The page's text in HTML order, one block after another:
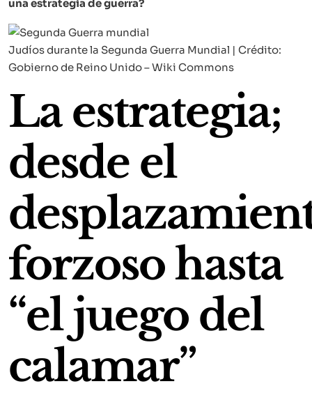
una estrategia de guerra?
Judíos durante la Segunda Guerra Mundial | Crédito:
Gobierno de Reino Unido – Wiki Commons
La estrategia;
desde el
forzoso hasta
“el juego del
calamar”